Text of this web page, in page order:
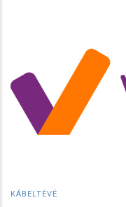
KÁBELTÉVÉ